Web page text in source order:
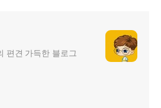
편견 가득한 블로그